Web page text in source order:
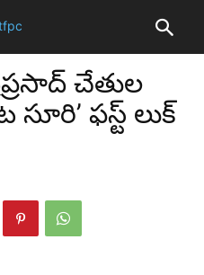
చేతుల
సూరి’ ఫస్ట్ లుక్